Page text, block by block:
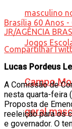
Campo
geral
Brasília 60 Anos -
JR/AGÊNCIA
Compartilhar
Lucas Pordeus
A Comissão de
nesta quarta-feira
Proposta de
reeleição para os
e governador. O